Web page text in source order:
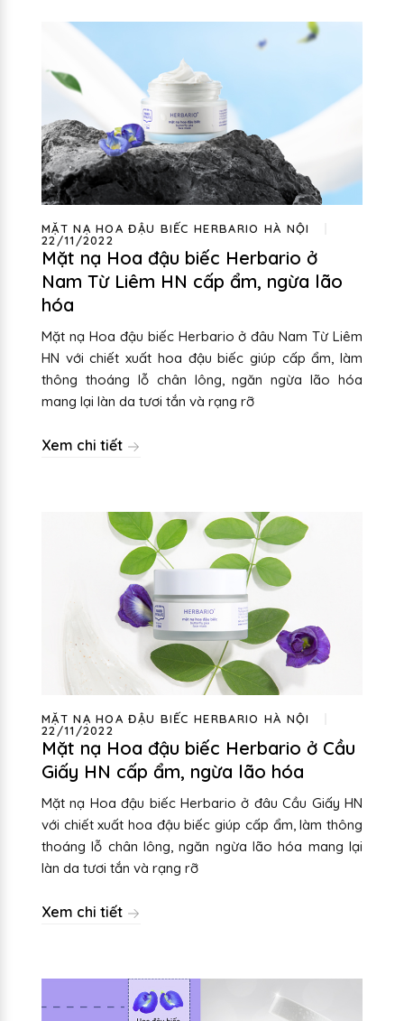
MẶT NẠ HOA ĐẬU BIẾC HERBARIO HÀ NỘI
22/11/2022
Mặt nạ Hoa đậu biếc Herbario ở
Nam Từ Liêm HN cấp ẩm, ngừa lão
hóa
Mặt nạ Hoa đậu biếc Herbario ở đâu Nam Từ Liêm
HN với chiết xuất hoa đậu biếc giúp cấp ẩm, làm
thông thoáng lỗ chân lông, ngăn ngừa lão hóa
mang lại làn da tươi tắn và rạng rỡ
Xem chi tiết
MẶT NẠ HOA ĐẬU BIẾC HERBARIO HÀ NỘI
22/11/2022
Mặt nạ Hoa đậu biếc Herbario ở Cầu
Giấy HN cấp ẩm, ngừa lão hóa
Mặt nạ Hoa đậu biếc Herbario ở đâu Cầu Giấy HN
với chiết xuất hoa đậu biếc giúp cấp ẩm, làm thông
thoáng lỗ chân lông, ngăn ngừa lão hóa mang lại
làn da tươi tắn và rạng rỡ
Xem chi tiết